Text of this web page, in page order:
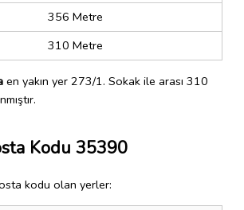
356 Metre
310 Metre
en yakın yer 273/1. Sokak ile arası 310
Kodu 35390
kodu olan yerler: